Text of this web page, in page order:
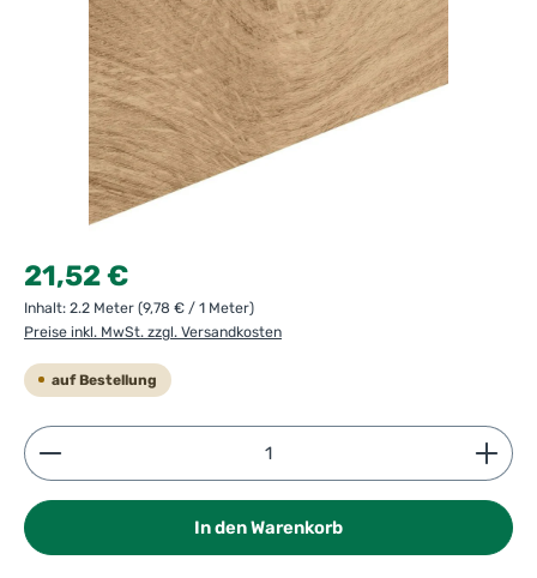
Regulärer Preis:
21,52 €
Inhalt: 2.2 Meter (9,78 € / 1 Meter)
Preise inkl. MwSt. zzgl. Versandkosten
auf Bestellung
Produkt Anzahl: Gib den gewünschten Wert ein
In den Warenkorb